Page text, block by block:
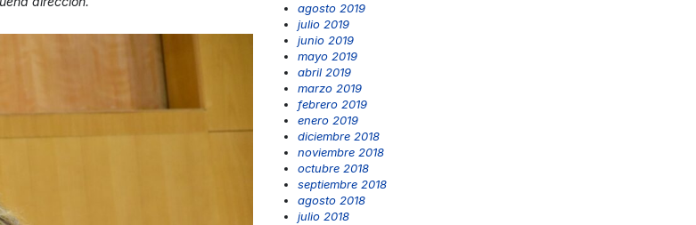
agosto 2019
julio 2019
junio 2019
mayo 2019
abril 2019
marzo 2019
febrero 2019
enero 2019
diciembre 2018
noviembre 2018
octubre 2018
septiembre 2018
agosto 2018
julio 2018